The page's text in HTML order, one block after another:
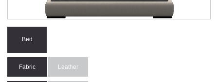
Bed
Fabric Leather